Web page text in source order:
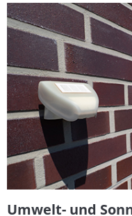
Umwelt- und